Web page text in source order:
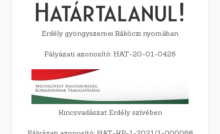
Erdély gyöngyszemei Rákóczi nyomában
Pályázati azonosító: HAT-20-01-0426
Kincsvadászat Erdély szívében